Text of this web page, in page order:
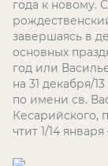
года к новому.
завершаясь в
основных
год или
на 31 декабря/
по имени св.
Кесарийского,
чтит 1/14